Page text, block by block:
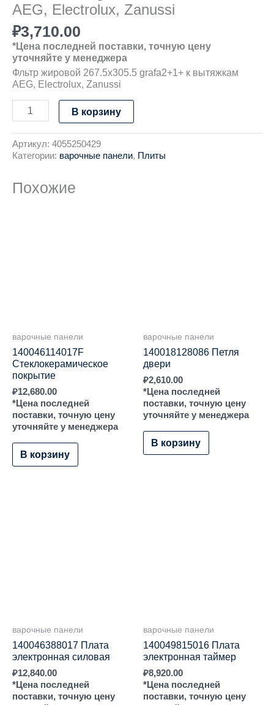
AEG, Electrolux, Zanussi
₽3,710.00
*Цена последней поставки, точную цену
уточняйте у менеджера
Фльтр жировой 267.5х305.5 grafa2+1+ к вытяжкам
AEG, Electrolux, Zanussi
В корзину
Артикул: 4055250429
Категории: варочные панели, Плиты
Похожие
варочные панели
140046114017F
Стеклокерамическое
покрытие
₽12,680.00
*Цена последней
поставки, точную цену
уточняйте у менеджера
В корзину
варочные панели
140018128086 Петля
двери
₽2,610.00
*Цена последней
поставки, точную цену
уточняйте у менеджера
В корзину
варочные панели
140046388017 Плата
электронная силовая
₽12,840.00
*Цена последней
поставки, точную цену
варочные панели
140049815016 Плата
электронная таймер
₽8,920.00
*Цена последней
поставки, точную цену